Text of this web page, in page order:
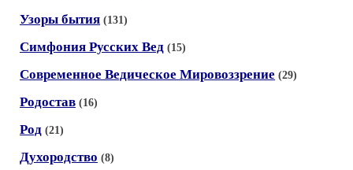
Узоры бытия (131)
Симфония Русских Вед (15)
Современное Ведическое Мировоззрение (29)
Родостав (16)
Род (21)
Духородство (8)